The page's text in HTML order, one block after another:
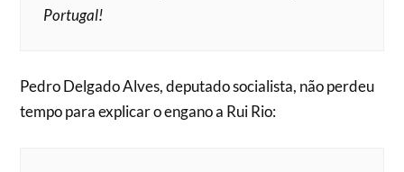
Portugal!
Pedro Delgado Alves, deputado socialista, não perdeu
tempo para explicar o engano a Rui Rio: